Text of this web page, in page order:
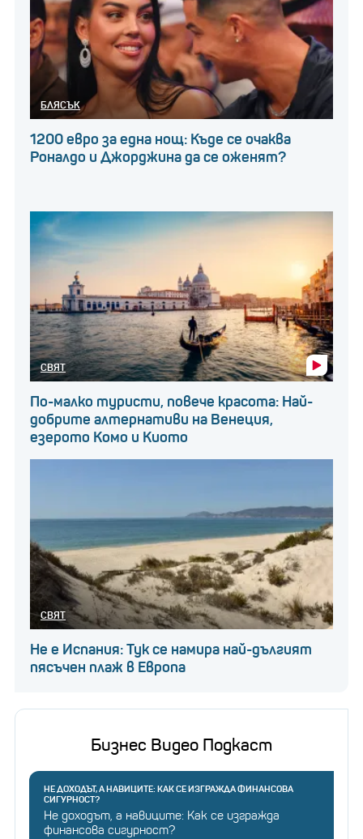
адаптира към преместването на
часовниците.
БЛЯСЪК
1200 евро за една нощ: Къде се очаква
Роналдо и Джорджина да се оженят?
СВЯТ
По-малко туристи, повече красота: Най-
добрите алтернативи на Венеция,
езерото Комо и Киото
СВЯТ
Не е Испания: Тук се намира най-дългият
пясъчен плаж в Европа
Бизнес Видео Подкаст
НЕ ДОХОДЪТ, А НАВИЦИТЕ: КАК СЕ ИЗГРАЖДА ФИНАНСОВА
СИГУРНОСТ?
Не доходът, а навиците: Как се изгражда
финансова сигурност?